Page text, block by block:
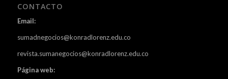
CONTACTO
Email:
sumadnegocios@konradlorenz.edu.co
revista.sumanegocios@konradlorenz.edu.co
Página web: